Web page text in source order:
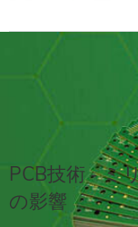
PCB技術 - ミ
の影響